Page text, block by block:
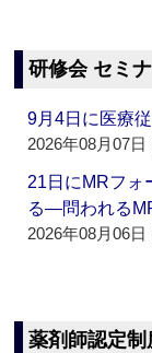
研修会 セミ
9月4日に医療
2026年08月07日
21日にMRフォ
る―問われる
2026年08月06日
薬剤師認定